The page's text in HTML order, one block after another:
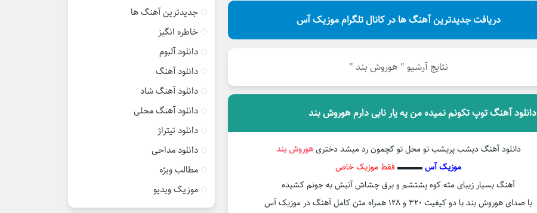
دریافت جدیدترین آهنگ ها در کانال تلگرام موزیک آس
نتایج آرشیو " هوروش بند "
دانلود آهنگ توپ تکونم نمیده من یه یار نابی دارم هوروش بند
دانلود آهنگ دیشب پریشب تو محل تو کچمون رد میشد دختریهوروش بند
موزیک آس▬▬▬ فقط موزیک خاص
آهنگ بسیار زیبای مثه کوه پشتشم و برق چشاش آتیش به جونم کشیده
با صدای هوروش بند با دو کیفیت ۳۲۰ و ۱۲۸ همراه متن کامل آهنگ در موزیک آس
جدیدترین آهنگ ها
خاطره انگیز
دانلود آلبوم
دانلود آهنگ
دانلود آهنگ شاد
دانلود آهنگ محلی
دانلود تیتراژ
دانلود مداحی
مطالب ویژه
موزیک ویدیو